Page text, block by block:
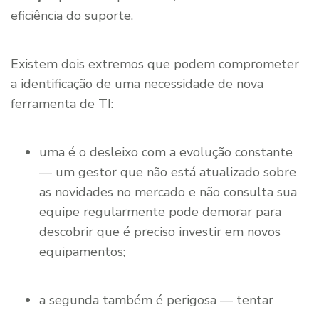
eficiência do suporte.
Existem dois extremos que podem comprometer
a identificação de uma necessidade de nova
ferramenta de TI:
uma é o desleixo com a evolução constante
— um gestor que não está atualizado sobre
as novidades no mercado e não consulta sua
equipe regularmente pode demorar para
descobrir que é preciso investir em novos
equipamentos;
a segunda também é perigosa — tentar